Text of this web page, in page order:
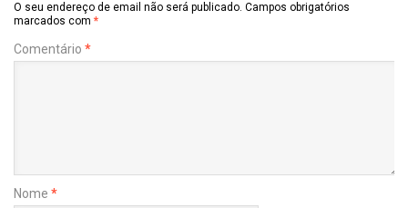
O seu endereço de email não será publicado. Campos obrigatórios
marcados com *
Comentário *
Nome *